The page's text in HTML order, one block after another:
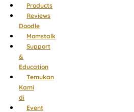
Products
Reviews
Doodle
Momstalk
Support
&
Education
Temukan
Kami
di
Event